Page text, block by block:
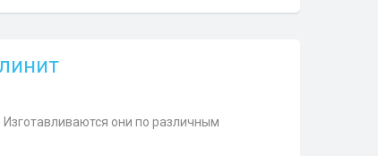
они по различным